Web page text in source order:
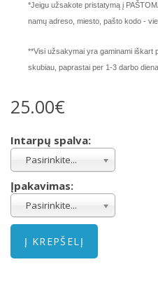
*Jeigu užsakote pristatymą į
namų adreso, miesto, pašto kodo -
**Visi užsakymai yra gaminami iškart
skubiau, paprastai per 1-3 darbo
25.00€
Intarpų spalva:
Pasirinkite...
Įpakavimas:
Pasirinkite...